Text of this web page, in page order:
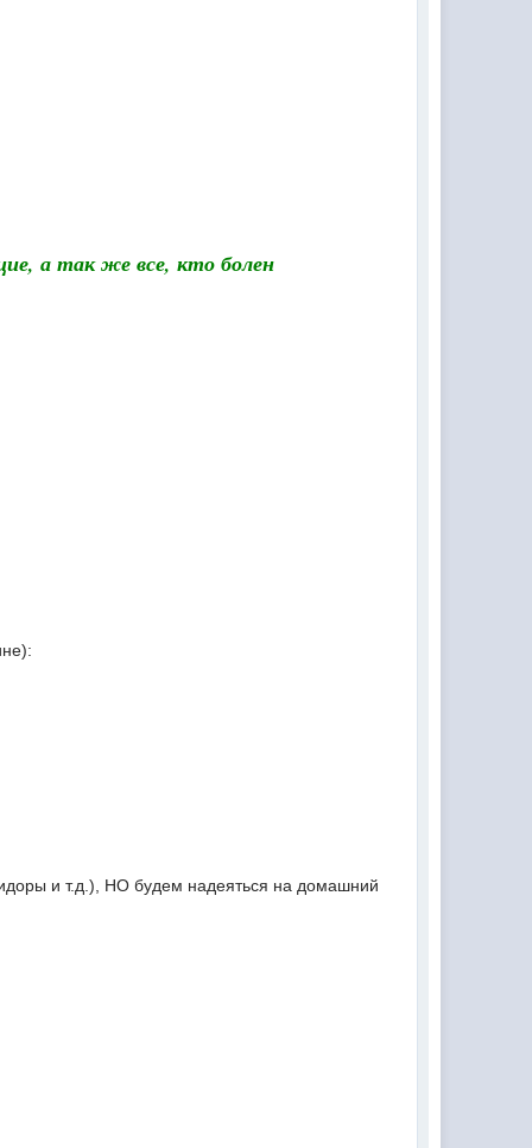
а так же все, кто болен
и т.д.), НО будем надеяться на домашний